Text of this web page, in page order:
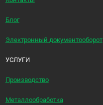
Блог
Электронный документооборот
УСЛУГИ
Производство
Металлообработка